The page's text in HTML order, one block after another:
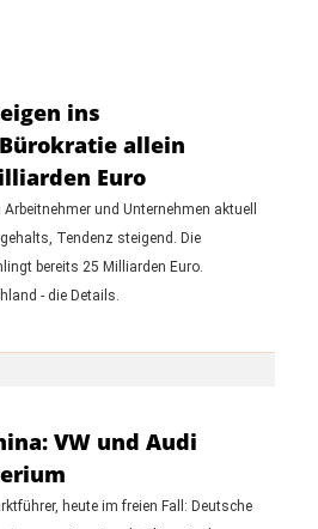
ins
allein
Euro
und Unternehmen aktuell
Tendenz steigend. Die
bereits 25 Milliarden Euro.
- die Details.
VW und Audi
heute im freien Fall: Deutsche